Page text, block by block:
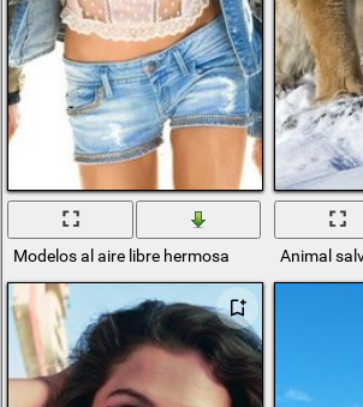
Modelos al aire libre hermosa Animal